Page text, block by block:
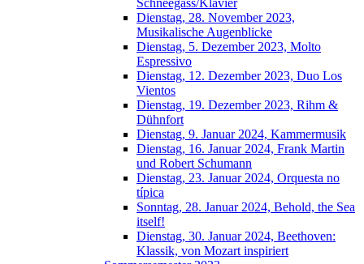
Dienstag, 28. November 2023,
Musikalische Augenblicke
Dienstag, 5. Dezember 2023, Molto
Espressivo
Dienstag, 12. Dezember 2023, Duo Los
Vientos
Dienstag, 19. Dezember 2023, Rihm &
Dühnfort
Dienstag, 9. Januar 2024, Kammermusik
Dienstag, 16. Januar 2024, Frank Martin
und Robert Schumann
Dienstag, 23. Januar 2024, Orquesta no
típica
Sonntag, 28. Januar 2024, Behold, the Sea
itself!
Dienstag, 30. Januar 2024, Beethoven:
Klassik, von Mozart inspiriert